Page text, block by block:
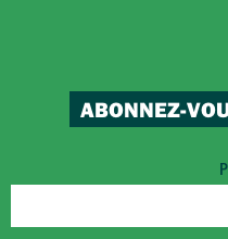
ABONNEZ-